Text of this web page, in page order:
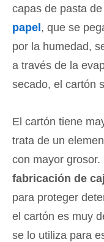
capas de pasta de
papel , que se
por la humedad,
a través de la
secado, el cartón
El cartón tiene
trata de un
con mayor
fabricación de
para proteger
el cartón es muy
se lo utiliza para